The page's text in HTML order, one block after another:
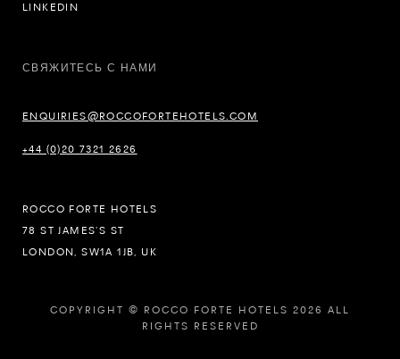
LINKEDIN
СВЯЖИТЕСЬ С НАМИ
ENQUIRIES@ROCCOFORTEHOTELS.COM
+44 (0)20 7321 2626
ROCCO FORTE HOTELS
78 ST JAMES’S ST
LONDON, SW1A 1JB, UK
COPYRIGHT © ROCCO FORTE HOTELS 2026 ALL
RIGHTS RESERVED